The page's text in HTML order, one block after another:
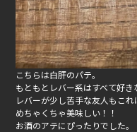
こちらは白肝のパテ。
もともとレバー系はすべて好き
レバーが少し苦手な友人もこ
めちゃくちゃ美味しい！！
お酒のアテにぴったりでした。